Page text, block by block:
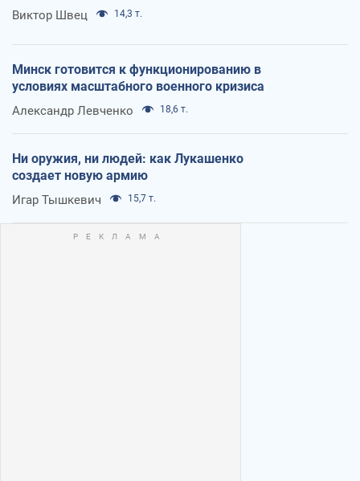
Виктор Швец 14,3 т.
Минск готовится к функционированию в
условиях масштабного военного кризиса
Александр Левченко 18,6 т.
Ни оружия, ни людей: как Лукашенко
создает новую армию
Игар Тышкевич 15,7 т.